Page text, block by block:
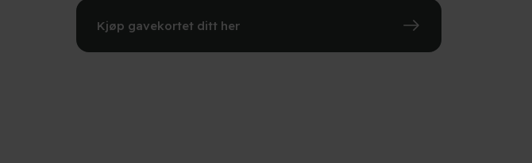
Kjøp gavekortet ditt her